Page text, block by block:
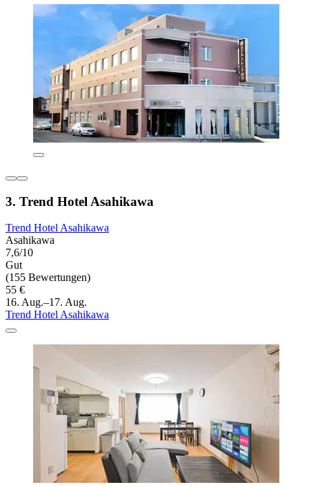
3. Trend Hotel Asahikawa
Trend Hotel Asahikawa
Asahikawa
7,6/10
Gut
(155 Bewertungen)
55 €
16. Aug.–17. Aug.
Trend Hotel Asahikawa